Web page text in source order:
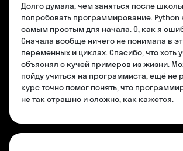
Долго думала, чем заняться после
попробовать программирование. Python
самым простым для начала. О, как я
Сначала вообще ничего не понимала в
переменных и циклах. Спасибо, что хоть
объяснял с кучей примеров из жизни.
пойду учиться на программиста, ещё не
курс точно помог понять, что
не так страшно и сложно, как кажется.